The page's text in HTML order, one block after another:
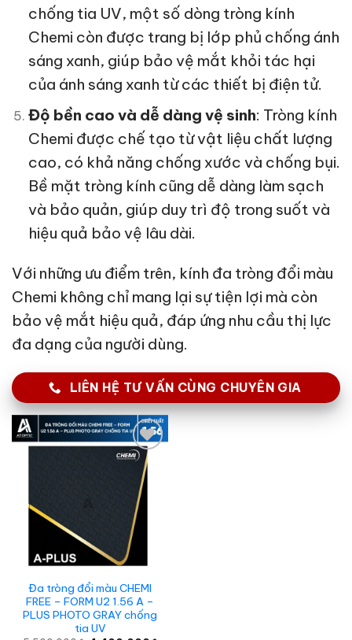
chống tia UV, một số dòng tròng kính
Chemi còn được trang bị lớp phủ chống ánh
sáng xanh, giúp bảo vệ mắt khỏi tác hại
của ánh sáng xanh từ các thiết bị điện tử.
Độ bền cao và dễ dàng vệ sinh: Tròng kính
Chemi được chế tạo từ vật liệu chất lượng
cao, có khả năng chống xước và chống bụi.
Bề mặt tròng kính cũng dễ dàng làm sạch
và bảo quản, giúp duy trì độ trong suốt và
hiệu quả bảo vệ lâu dài.
Với những ưu điểm trên, kính đa tròng đổi màu
Chemi không chỉ mang lại sự tiện lợi mà còn
bảo vệ mắt hiệu quả, đáp ứng nhu cầu thị lực
đa dạng của người dùng.
LIÊN HỆ TƯ VẤN CÙNG CHUYÊN GIA
Add to
wishlist
Đa tròng đổi màu CHEMI
FREE – FORM U2 1.56 A –
PLUS PHOTO GRAY chống
tia UV